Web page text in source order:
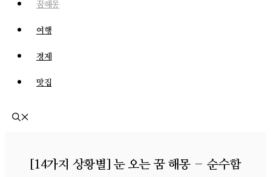
꿈해몽
여행
경제
맛집
[14가지 상황별] 눈 오는 꿈 해몽 – 순수함